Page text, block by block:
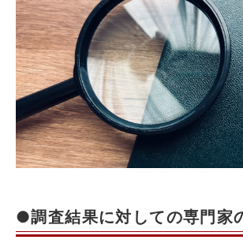
●調査結果に対しての専門家